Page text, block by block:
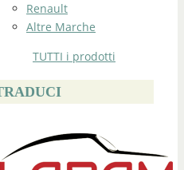
Renault
Altre Marche
TUTTI i prodotti